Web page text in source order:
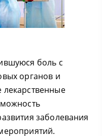
боль с
органов и
заболевания